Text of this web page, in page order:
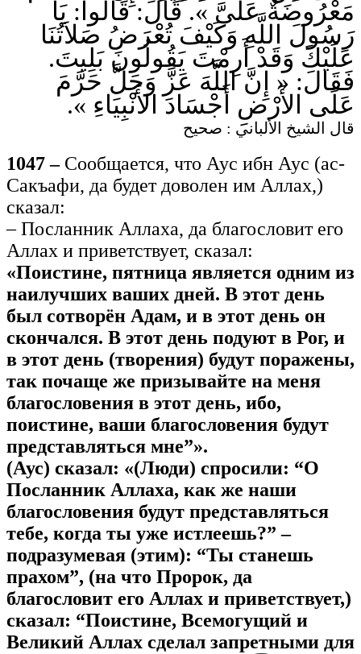
مَعْرُوضَةٌ عَلَىَّ ». قَالَ: قَالُوا: يَا
رَسُولَ اللَّهِ وَكَيْفَ تُعْرَضُ صَلاَتُنَا
عَلَيْكَ وَقَدْ أَرِمْتَ يَقُولُونَ بَلِيتَ.
فَقَالَ: « إِنَّ اللَّهَ عَزَّ وَجَلَّ حَرَّمَ
عَلَى الأَرْضِ أَجْسَادَ الأَنْبِيَاءِ ».
قال الشيخ الألباني : صحيح
1047 –Сообщается, что Аус ибн Аус (ас-
Сакъафи, да будет доволен им Аллах,)
сказал:
– Посланник Аллаха, да благословит его
Аллах и приветствует, сказал:
«Поистине, пятница является одним из
наилучших ваших дней. В этот день
был сотворён Адам, и в этот день он
скончался. В этот день подуют в Рог, и
в этот день (творения) будут поражены,
так почаще же призывайте на меня
благословения в этот день, ибо,
поистине, ваши благословения будут
представляться мне”».
(Аус) сказал: «(Люди) спросили: “О
Посланник Аллаха, как же наши
благословения будут представляться
тебе, когда ты уже истлеешь?” –
подразумевая (этим): “Ты станешь
прахом”, (на что Пророк, да
благословит его Аллах и приветствует,)
сказал: “Поистине, Всемогущий и
Великий Аллах сделал запретными для